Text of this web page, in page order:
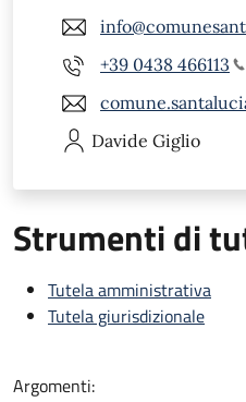
+39 0438 466113
Davide Giglio
Strumenti di
Tutela amministrativa
Tutela giurisdizionale
Argomenti: